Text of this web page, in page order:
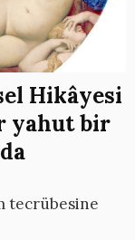
Hikâyesi
yahut bir
tecrübesine